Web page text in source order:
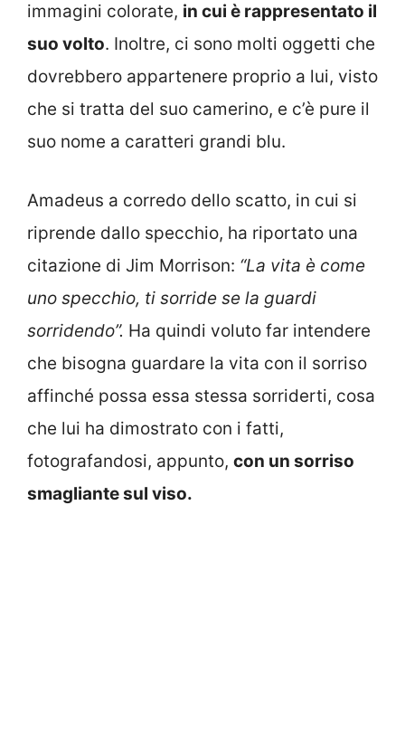
immagini colorate, in cui è rappresentato il
suo volto. Inoltre, ci sono molti oggetti che
dovrebbero appartenere proprio a lui, visto
che si tratta del suo camerino, e c’è pure il
suo nome a caratteri grandi blu.
Amadeus a corredo dello scatto, in cui si
riprende dallo specchio, ha riportato una
citazione di Jim Morrison: “La vita è come
uno specchio, ti sorride se la guardi
sorridendo”. Ha quindi voluto far intendere
che bisogna guardare la vita con il sorriso
affinché possa essa stessa sorriderti, cosa
che lui ha dimostrato con i fatti,
fotografandosi, appunto, con un sorriso
smagliante sul viso.